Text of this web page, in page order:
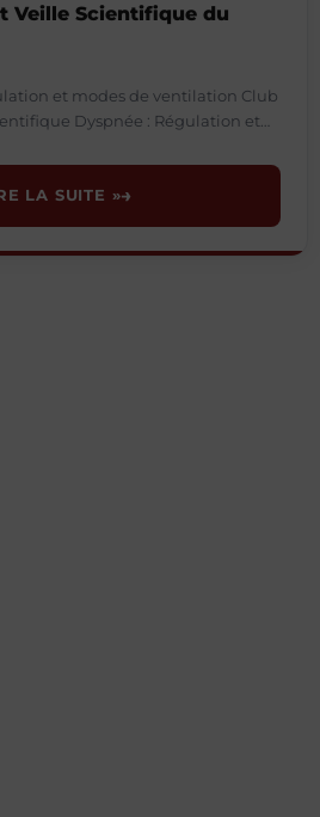
Veille Scientifique du
et modes de ventilation Club
Dyspnée : Régulation et
LA SUITE »